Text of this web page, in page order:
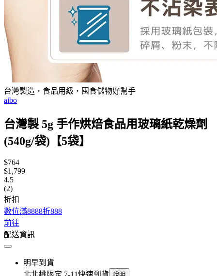
台灣製造，食品用級，囤食儲物好幫手
aibo
台灣製 5g 手作烘焙食品用玻璃紙乾燥劑
(540g/袋)【5袋】
$764
$1,799
4.5
(2)
折扣
數位滿8888折888
前往
配送資訊
明早到貨
北北桃限定 7-11快速到貨